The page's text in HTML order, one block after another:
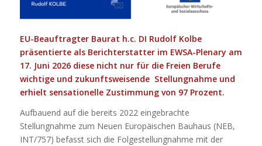
EU-Beauftragter Baurat h.c. DI Rudolf Kolbe
präsentierte als Berichterstatter im EWSA-Plenary am
17. Juni 2026 diese nicht nur für die Freien Berufe
wichtige und zukunftsweisende Stellungnahme und
erhielt sensationelle Zustimmung von 97 Prozent.
Aufbauend auf die bereits 2022 eingebrachte
Stellungnahme zum Neuen Europäischen Bauhaus (NEB,
INT/757) befasst sich die Folgestellungnahme mit der